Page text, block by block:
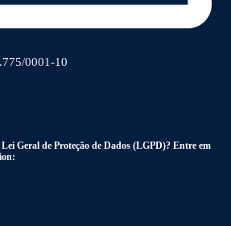
0001-10
Geral de Proteção de Dados (LGPD)? Entre em